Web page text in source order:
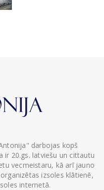
darbojas kopš
ir 20.gs. latviešu un cittautu
vecmeistaru, kā arī jauno
izsoles klātienē,
internetā.